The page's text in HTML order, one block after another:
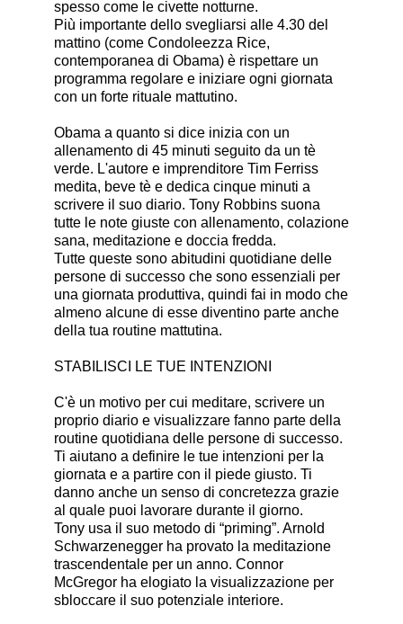
spesso come le civette notturne.
Più importante dello svegliarsi alle 4.30 del
mattino (come Condoleezza Rice,
contemporanea di Obama) è rispettare un
programma regolare e iniziare ogni giornata
con un forte rituale mattutino.
Obama a quanto si dice inizia con un
allenamento di 45 minuti seguito da un tè
verde. L'autore e imprenditore Tim Ferriss
medita, beve tè e dedica cinque minuti a
scrivere il suo diario. Tony Robbins suona
tutte le note giuste con allenamento, colazione
sana, meditazione e doccia fredda.
Tutte queste sono abitudini quotidiane delle
persone di successo che sono essenziali per
una giornata produttiva, quindi fai in modo che
almeno alcune di esse diventino parte anche
della tua routine mattutina.
STABILISCI LE TUE INTENZIONI
C'è un motivo per cui meditare, scrivere un
proprio diario e visualizzare fanno parte della
routine quotidiana delle persone di successo.
Ti aiutano a definire le tue intenzioni per la
giornata e a partire con il piede giusto. Ti
danno anche un senso di concretezza grazie
al quale puoi lavorare durante il giorno.
Tony usa il suo metodo di “priming”. Arnold
Schwarzenegger ha provato la meditazione
trascendentale per un anno. Connor
McGregor ha elogiato la visualizzazione per
sbloccare il suo potenziale interiore.